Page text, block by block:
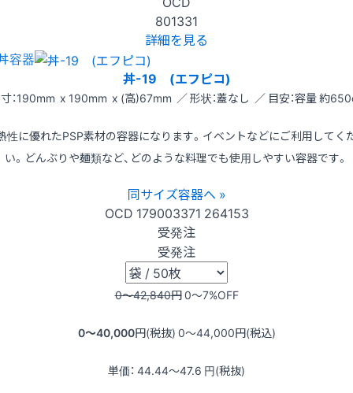
801331
詳細を見る
容器
丼-19 (エフピコ)
：190mm x 190mm x (高)67mm ／ 形状：蓋なし ／ 目安：容量 約
性に優れたPSP素材の容器になります。イベントなどにご利用してく
い。どんぶりや麺類など、どのような料理でも使用しやすい容器です。
同サイズ容器へ »
OCD 179003371 264153
受発注
受発注
0〜42,840円0〜7%OFF
0〜40,000円(税抜) 0〜44,000円(税込)
単価： 44.44〜47.6 円(税抜)